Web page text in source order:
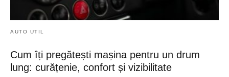
AUTO UTIL
Cum îți pregătești mașina pentru un drum
lung: curățenie, confort și vizibilitate